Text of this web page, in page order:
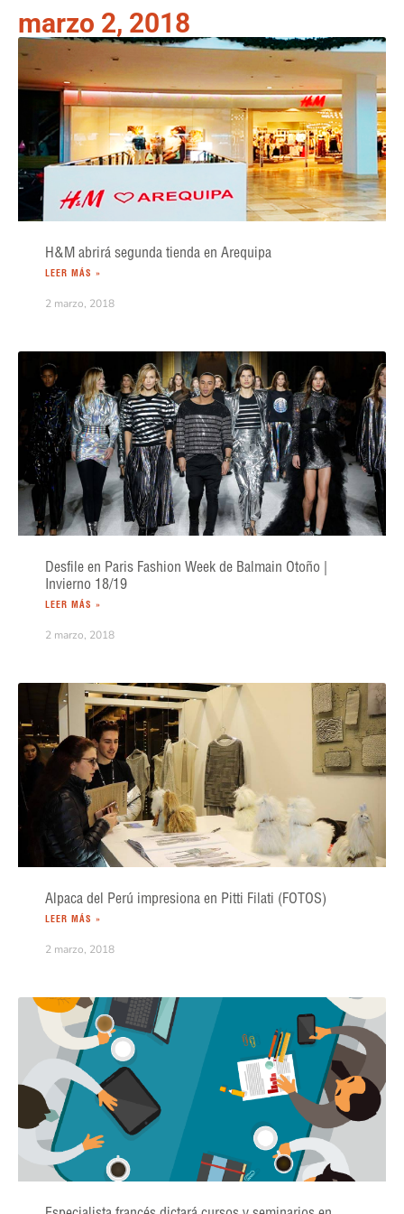
marzo 2, 2018
H&M abrirá segunda tienda en Arequipa
LEER MÁS »
2 marzo, 2018
Desfile en Paris Fashion Week de Balmain Otoño |
Invierno 18/19
LEER MÁS »
2 marzo, 2018
Alpaca del Perú impresiona en Pitti Filati (FOTOS)
LEER MÁS »
2 marzo, 2018